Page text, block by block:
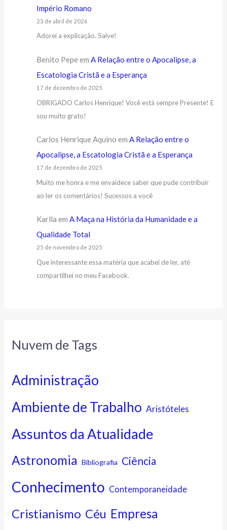
Império Romano
23 de abril de 2026
Adorei a explicação. Salve!
Benito Pepe em A Relação entre o Apocalipse, a
Escatologia Cristã e a Esperança
17 de dezembro de 2025
OBRIGADO Carlos Henrique! Você está sempre Presente! E
sou muito grato!
Carlos Henrique Aquino em A Relação entre o
Apocalipse, a Escatologia Cristã e a Esperança
17 de dezembro de 2025
Muito me honra e me envaidece saber que pude contribuir
ao ler os comentários! Sucessos a você
Karlla em A Maça na História da Humanidade e a
Qualidade Total
25 de novembro de 2025
Que interessante essa matéria que acabei de ler, até
compartilhei no meu Facebook.
Nuvem de Tags
Administração
Ambiente de Trabalho Aristóteles
Assuntos da Atualidade
Astronomia Bibliografia Ciência
Conhecimento Contemporaneidade
Cristianismo Céu Empresa